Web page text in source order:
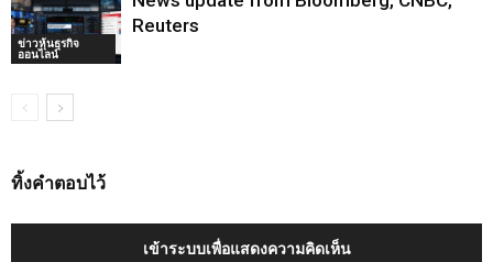
ข่าวหุ้นธุรกิจ
ออนไลน์
Reuters
ทิ้งคำตอบไว้
เข้าระบบเพื่อแสดงความคิดเห็น